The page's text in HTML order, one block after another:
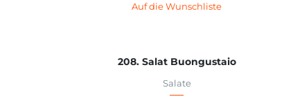
Auf die Wunschliste
208. Salat Buongustaio
Salate